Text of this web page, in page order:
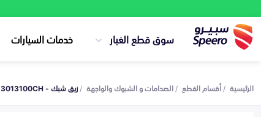
سوق قطع الغيار خدمات السيارات
الرئيسية أقسام القطع الصدامات و الشبوك والواجهة زيق شبك - C211F2713013100CH